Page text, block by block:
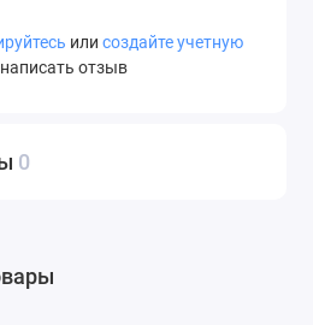
или создайте учетную
отзыв
0